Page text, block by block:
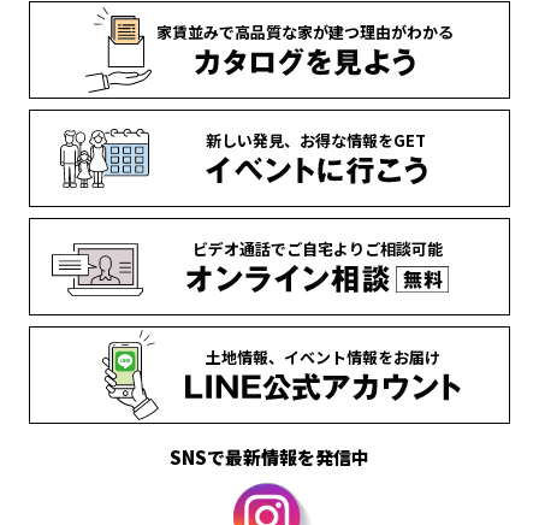
家賃並みで高品質な家が建つ理由がわかる
新しい発見、 お得な情報をGET
ビデオ通話でご自宅より ご相談可能
土地情報、 イベント情報をお届け
SNSで最新情報を発信中